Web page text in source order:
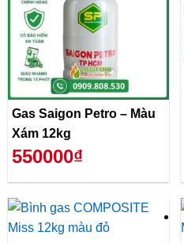
Gas Saigon Petro – Màu
Xám 12kg
550000₫